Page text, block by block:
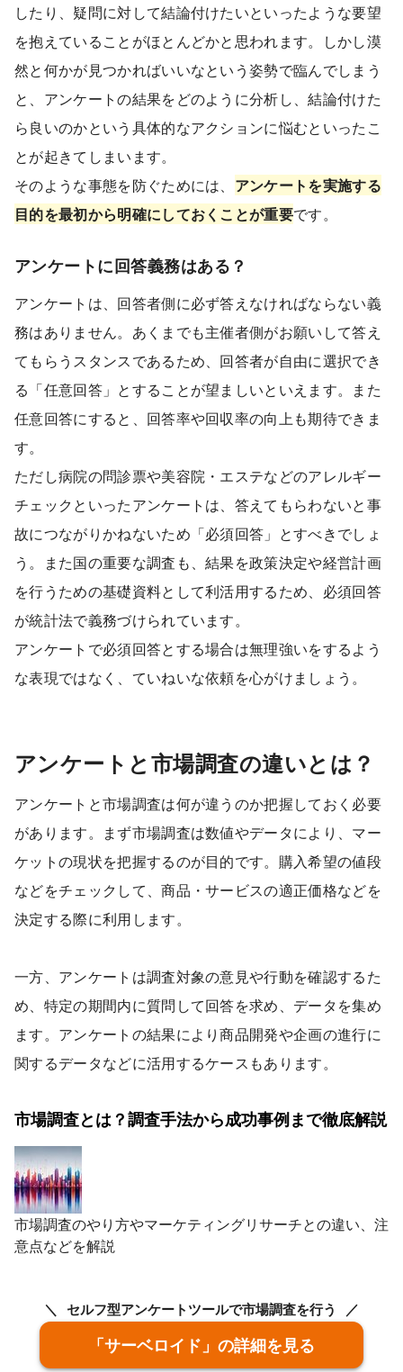
したり、疑問に対して結論付けたいといったような要望
を抱えていることがほとんどかと思われます。しかし漠
然と何かが見つかればいいなという姿勢で臨んでしまう
と、アンケートの結果をどのように分析し、結論付けた
ら良いのかという具体的なアクションに悩むといったこ
とが起きてしまいます。
そのような事態を防ぐためには、 アンケートを実施する
目的を最初から明確にしておくことが重要です。
アンケートに回答義務はある？
アンケートは、回答者側に必ず答えなければならない義
務はありません。あくまでも主催者側がお願いして答え
てもらうスタンスであるため、回答者が自由に選択でき
る「任意回答」とすることが望ましいといえます。また
任意回答にすると、回答率や回収率の向上も期待できま
す。
ただし病院の問診票や美容院・エステなどのアレルギー
チェックといったアンケートは、答えてもらわないと事
故につながりかねないため「必須回答」とすべきでしょ
う。また国の重要な調査も、結果を政策決定や経営計画
を行うための基礎資料として利活用するため、必須回答
が統計法で義務づけられています。
アンケートで必須回答とする場合は無理強いをするよう
な表現ではなく、ていねいな依頼を心がけましょう。
アンケートと市場調査の違いとは？
アンケートと市場調査は何が違うのか把握しておく必要
があります。まず市場調査は数値やデータにより、マー
ケットの現状を把握するのが目的です。購入希望の値段
などをチェックして、商品・サービスの適正価格などを
決定する際に利用します。
一方、アンケートは調査対象の意見や行動を確認するた
め、特定の期間内に質問して回答を求め、データを集め
ます。アンケートの結果により商品開発や企画の進行に
関するデータなどに活用するケースもあります。
市場調査とは？調査手法から成功事例まで徹底解説
市場調査のやり方やマーケティングリサーチとの違い、注
意点などを解説
セルフ型アンケートツールで市場調査を行う
「サーベロイド」の詳細を見る